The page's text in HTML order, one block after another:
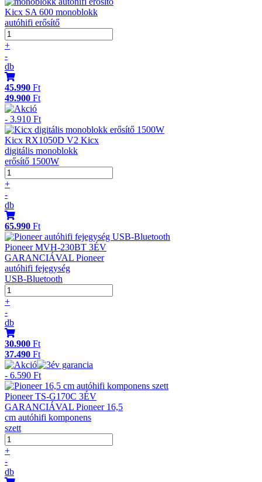
Kicx SA 600 monoblokk
autóhifi erősítő
+
-
db
45.990 Ft
49.900 Ft
- 3.910 Ft
Kicx RX1050D V2 Kicx
digitális monoblokk
erősítő 1500W
+
-
db
65.990 Ft
Pioneer MVH-230BT 3ÉV
GARANCIÁVAL Pioneer
autóhifi fejegység
USB-Bluetooth
+
-
db
30.900 Ft
37.490 Ft
- 6.590 Ft
Pioneer TS-G170C 3ÉV
GARANCIÁVAL Pioneer 16,5
cm autóhifi komponens
szett
+
-
db